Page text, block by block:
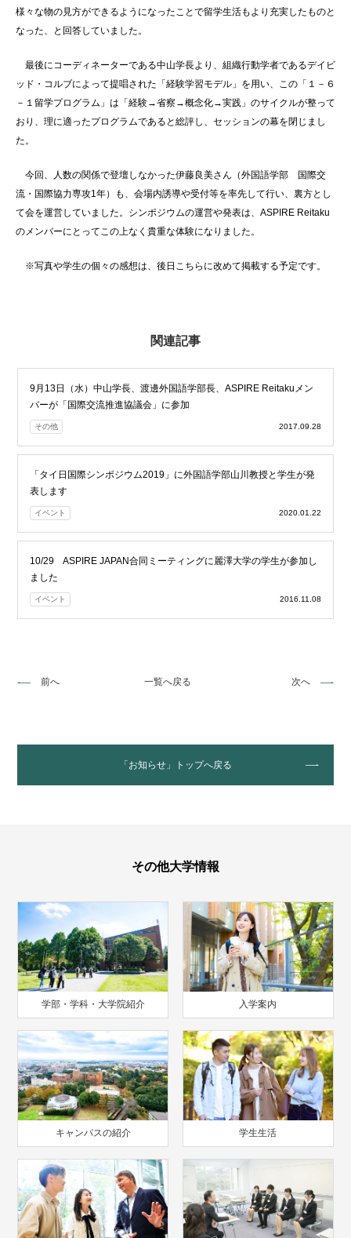
様々な物の見方ができるようになったことで留学生活もより充実したものと
なった、と回答していました。
最後にコーディネーターである中山学長より、組織行動学者であるデイビ
ッド・コルブによって提唱された「経験学習モデル」を用い、この「１－６
－１留学プログラム」は「経験→省察→概念化→実践」のサイクルが整って
おり、理に適ったプログラムであると総評し、セッションの幕を閉じまし
た。
今回、人数の関係で登壇しなかった伊藤良美さん（外国語学部 国際交
流・国際協力専攻1年）も、会場内誘導や受付等を率先して行い、裏方とし
て会を運営していました。シンポジウムの運営や発表は、ASPIRE Reitaku
のメンバーにとってこの上なく貴重な体験になりました。
※写真や学生の個々の感想は、後日こちらに改めて掲載する予定です。
関連記事
9月13日（水）中山学長、渡邊外国語学部長、ASPIRE Reitakuメン
バーが「国際交流推進協議会」に参加
その他 2017.09.28
「タイ日国際シンポジウム2019」に外国語学部山川教授と学生が発
表します
イベント 2020.01.22
10/29 ASPIRE JAPAN合同ミーティングに麗澤大学の学生が参加し
ました
イベント 2016.11.08
前へ 一覧へ戻る 次へ
「お知らせ」トップへ戻る
その他大学情報
学部・学科・大学院紹介 入学案内
キャンパスの紹介 学生生活